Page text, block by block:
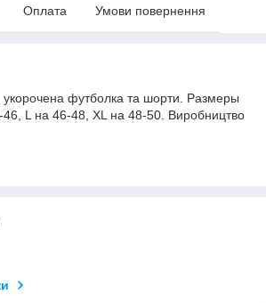
Оплата Умови повернення
укорочена футболка та шорти. Размеры
L на 46-48, XL на 48-50. Виробництво